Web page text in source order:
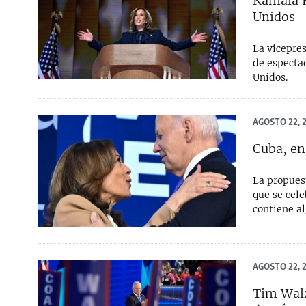
ESPECIALES
ESPECIALES
LA REALIDAD DE LA VIVIENDA EN
SER VIEJO EN CUBA
KENTU-CUBANO
LOS SANTOS DE HIALEAH
DESINFORMACIÓN RUSA EN
AMÉRICA LATINA
LA INVASIÓN DE RUSIA A UCRANIA
MULTIMEDIA
EDITORIALES
Unidos
La
de
Unidos.
AGOSTO 22,
Cuba,
La
que se
contiene
AGOSTO 22,
Tim